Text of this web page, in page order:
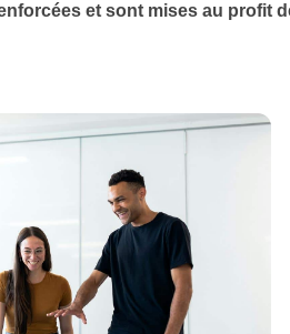
et sont mises au profit